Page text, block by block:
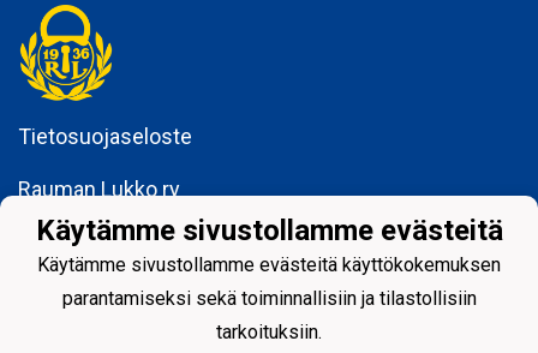
Tietosuojaseloste
Rauman Lukko ry
26100 Rauma
Käytämme sivustollamme evästeitä
Käytämme sivustollamme evästeitä käyttökokemuksen
parantamiseksi sekä toiminnallisiin ja tilastollisiin
tarkoituksiin.